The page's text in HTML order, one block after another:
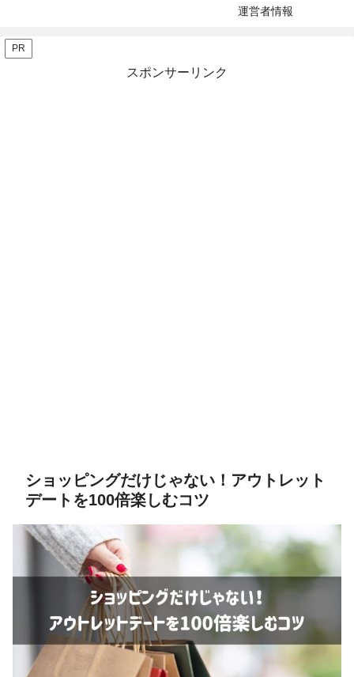
運営者情報
PR
スポンサーリンク
ショッピングだけじゃない！アウトレット
デートを100倍楽しむコツ